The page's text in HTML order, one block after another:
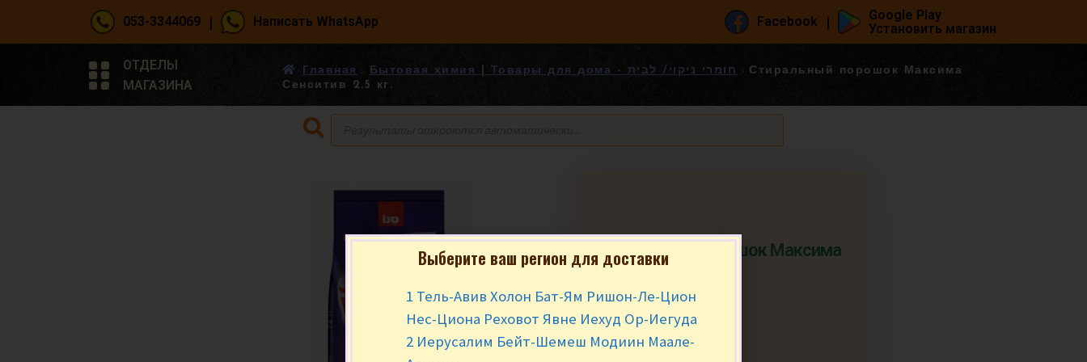
053-3344069 | Написать WhatsApp Facebook |
Google Play
Установить магазин
ОТДЕЛЫ
МАГАЗИНА
Главная Бытовая химия | Товары для дома - חומרי ניקוי/ לבית
Стиральный порошок Максима
Сенситив 2.5 кг.
Стиральный порошок Максима
Сенситив 2.5 кг.
24.90
2.5 кг.
Выберите ваш регион для доставки
1 Тель-Авив Холон Бат-Ям Ришон-Ле-Цион
Нес-Циона Реховот Явне Иехуд Ор-Иегуда
2 Иерусалим Бейт-Шемеш Модиин Маале-